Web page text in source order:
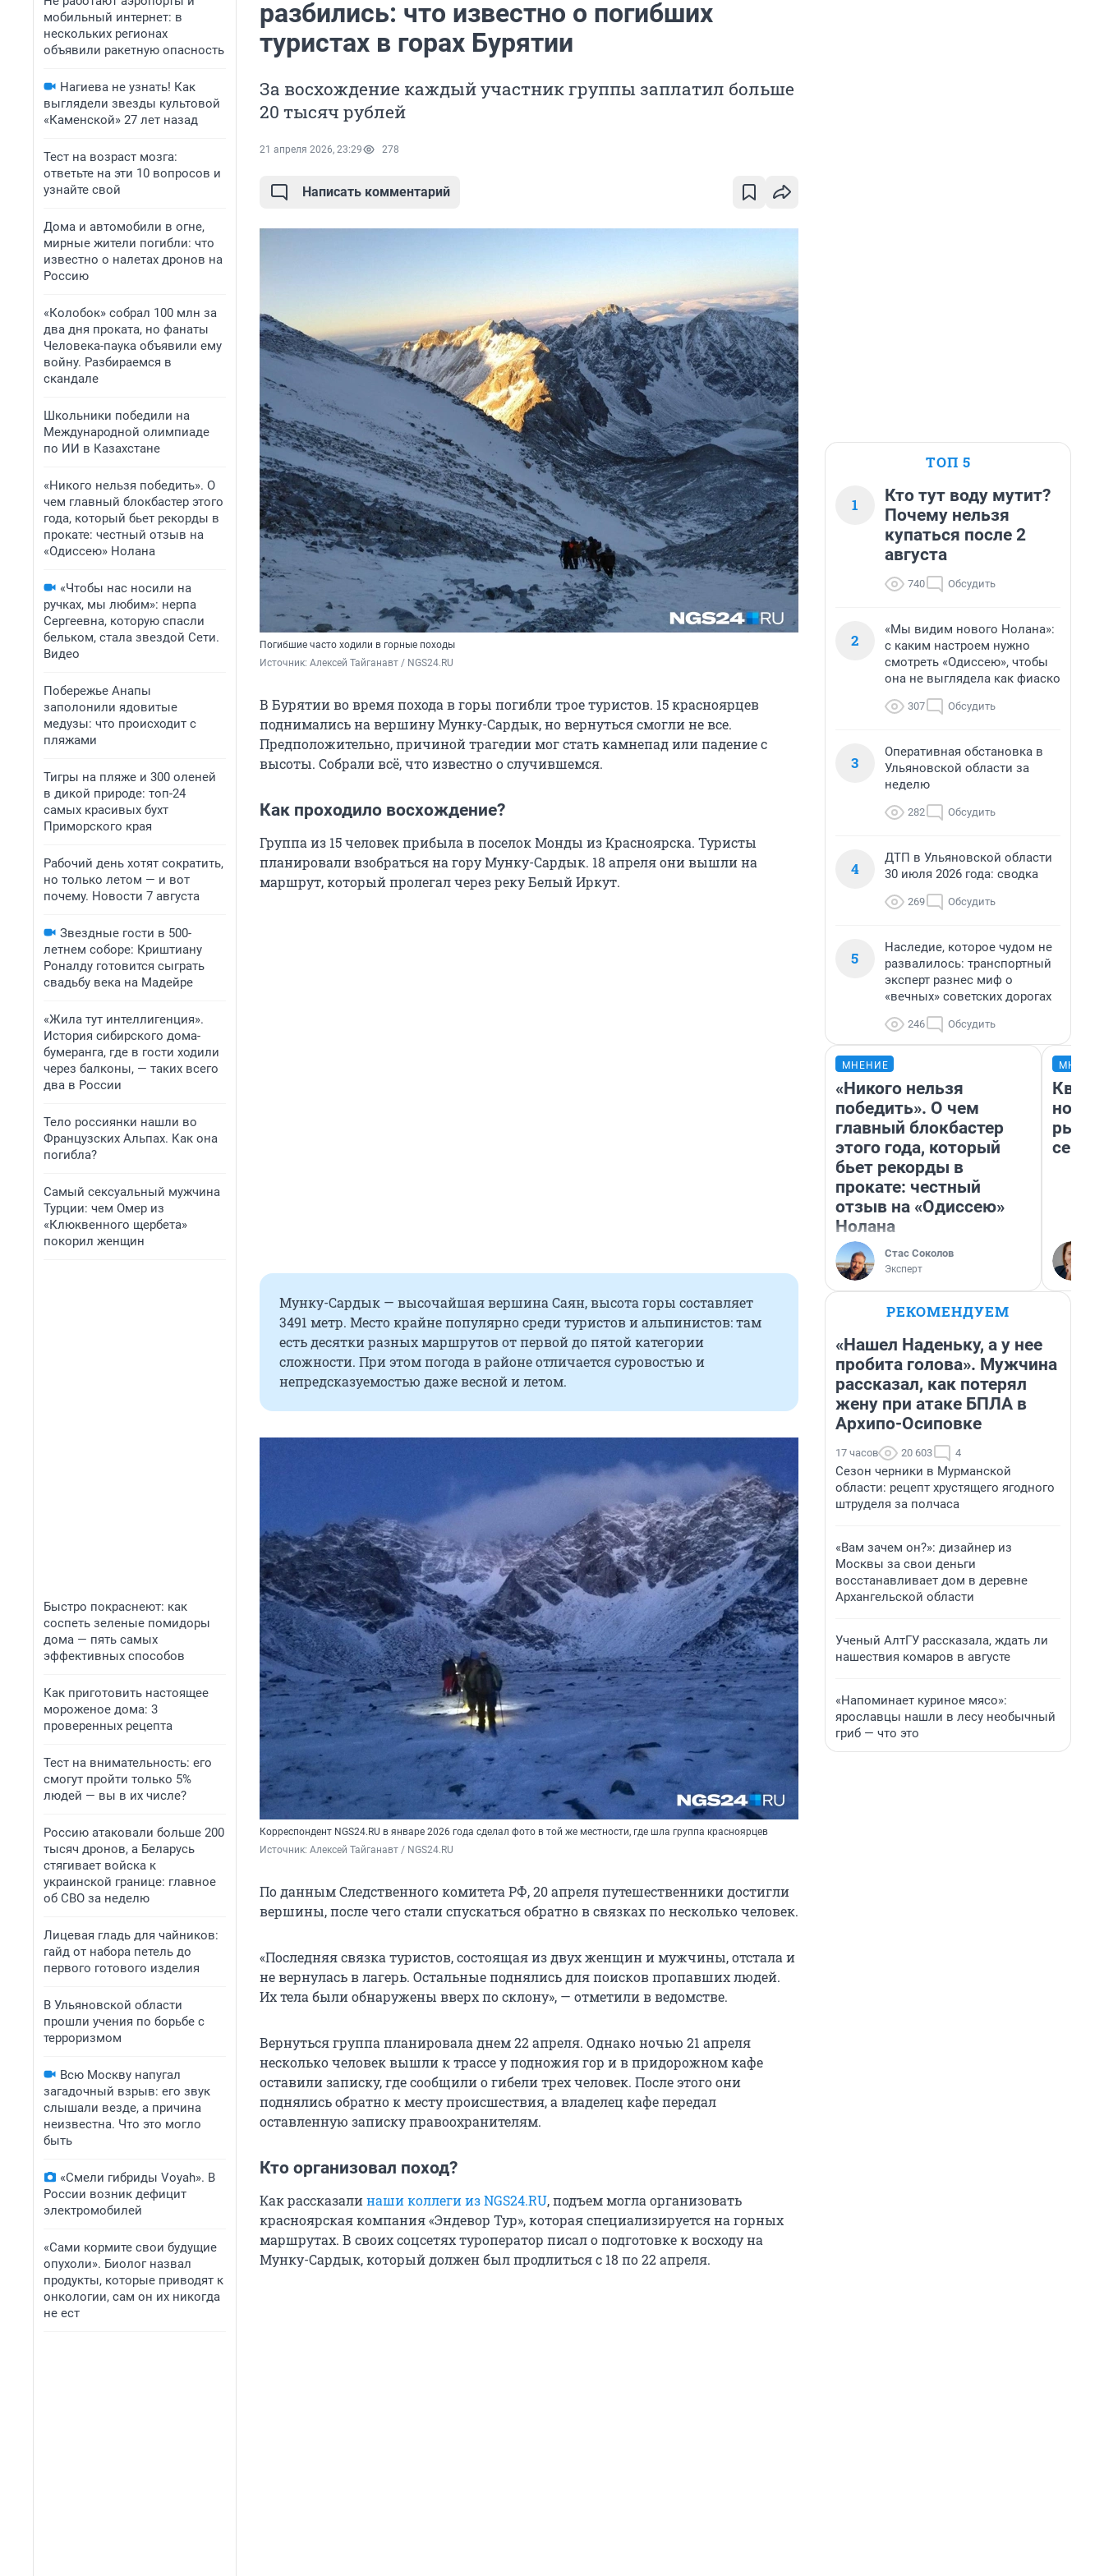
мобильный интернет: в
нескольких регионах
объявили ракетную опасность
Нагиева не узнать! Как
выглядели звезды культовой
«Каменской» 27 лет назад
Тест на возраст мозга:
ответьте на эти 10 вопросов и
узнайте свой
Дома и автомобили в огне,
мирные жители погибли: что
известно о налетах дронов на
Россию
«Колобок» собрал 100 млн за
два дня проката, но фанаты
Человека-паука объявили ему
войну. Разбираемся в
скандале
Школьники победили на
Международной олимпиаде
по ИИ в Казахстане
«Никого нельзя победить». О
чем главный блокбастер этого
года, который бьет рекорды в
прокате: честный отзыв на
«Одиссею» Нолана
«Чтобы нас носили на
ручках, мы любим»: нерпа
Сергеевна, которую спасли
бельком, стала звездой Сети.
Видео
Побережье Анапы
заполонили ядовитые
медузы: что происходит с
пляжами
Тигры на пляже и 300 оленей
в дикой природе: топ-24
самых красивых бухт
Приморского края
Рабочий день хотят сократить,
но только летом — и вот
почему. Новости 7 августа
Звездные гости в 500-
летнем соборе: Криштиану
Роналду готовится сыграть
свадьбу века на Мадейре
«Жила тут интеллигенция».
История сибирского дома-
бумеранга, где в гости ходили
через балконы, — таких всего
два в России
Тело россиянки нашли во
Французских Альпах. Как она
погибла?
Самый сексуальный мужчина
Турции: чем Омер из
«Клюквенного щербета»
покорил женщин
Быстро покраснеют: как
соспеть зеленые помидоры
дома — пять самых
эффективных способов
Как приготовить настоящее
мороженое дома: 3
проверенных рецепта
Тест на внимательность: его
смогут пройти только 5%
людей — вы в их числе?
Россию атаковали больше 200
тысяч дронов, а Беларусь
стягивает войска к
украинской границе: главное
об СВО за неделю
Лицевая гладь для чайников:
гайд от набора петель до
первого готового изделия
В Ульяновской области
прошли учения по борьбе с
терроризмом
Всю Москву напугал
загадочный взрыв: его звук
слышали везде, а причина
неизвестна. Что это могло
быть
«Смели гибриды Voyah». В
России возник дефицит
электромобилей
«Сами кормите свои будущие
опухоли». Биолог назвал
продукты, которые приводят к
онкологии, сам он их никогда
не ест
разбились: что известно о погибших
туристах в горах Бурятии
За восхождение каждый участник группы заплатил больше
20 тысяч рублей
21 апреля 2026, 23:29 278
Написать комментарий
Погибшие часто ходили в горные походы
Источник: Алексей Тайганавт / NGS24.RU
В Бурятии во время похода в горы погибли трое туристов. 15 красноярцев
поднимались на вершину Мунку-Сардык, но вернуться смогли не все.
Предположительно, причиной трагедии мог стать камнепад или падение с
высоты. Собрали всё, что известно о случившемся.
Как проходило восхождение?
Группа из 15 человек прибыла в поселок Монды из Красноярска. Туристы
планировали взобраться на гору Мунку-Сардык. 18 апреля они вышли на
маршрут, который пролегал через реку Белый Иркут.
Мунку-Сардык — высочайшая вершина Саян, высота горы составляет
3491 метр. Место крайне популярно среди туристов и альпинистов: там
есть десятки разных маршрутов от первой до пятой категории
сложности. При этом погода в районе отличается суровостью и
непредсказуемостью даже весной и летом.
Корреспондент NGS24.RU в январе 2026 года сделал фото в той же местности, где шла группа красноярцев
Источник: Алексей Тайганавт / NGS24.RU
По данным Следственного комитета РФ, 20 апреля путешественники достигли
вершины, после чего стали спускаться обратно в связках по несколько человек.
«Последняя связка туристов, состоящая из двух женщин и мужчины, отстала и
не вернулась в лагерь. Остальные поднялись для поисков пропавших людей.
Их тела были обнаружены вверх по склону», — отметили в ведомстве.
Вернуться группа планировала днем 22 апреля. Однако ночью 21 апреля
несколько человек вышли к трассе у подножия гор и в придорожном кафе
оставили записку, где сообщили о гибели трех человек. После этого они
поднялись обратно к месту происшествия, а владелец кафе передал
оставленную записку правоохранителям.
Кто организовал поход?
Как рассказалинаши коллеги из NGS24.RU, подъем могла организовать
красноярская компания «Эндевор Тур», которая специализируется на горных
маршрутах. В своих соцсетях туроператор писал о подготовке к восходу на
Мунку-Сардык, который должен был продлиться с 18 по 22 апреля.
ТОП 5
1
Кто тут воду мутит?
Почему нельзя
купаться после 2
августа
740 Обсудить
2
«Мы видим нового Нолана»:
с каким настроем нужно
смотреть «Одиссею», чтобы
она не выглядела как фиаско
307 Обсудить
3
Оперативная обстановка в
Ульяновской области за
неделю
282 Обсудить
4
ДТП в Ульяновской области
30 июля 2026 года: сводка
269 Обсудить
5
Наследие, которое чудом не
развалилось: транспортный
эксперт разнес миф о
«вечных» советских дорогах
246 Обсудить
МНЕНИЕ
«Никого нельзя
победить». О чем
главный блокбастер
этого года, который
бьет рекорды в
прокате: честный
отзыв на «Одиссею»
Нолана
Стас Соколов
Эксперт
но
РЕКОМЕНДУЕМ
«Нашел Наденьку, а у нее
пробита голова». Мужчина
рассказал, как потерял
жену при атаке БПЛА в
Архипо-Осиповке
17 часов 20 603 4
Сезон черники в Мурманской
области: рецепт хрустящего ягодного
штруделя за полчаса
«Вам зачем он?»: дизайнер из
Москвы за свои деньги
восстанавливает дом в деревне
Архангельской области
Ученый АлтГУ рассказала, ждать ли
нашествия комаров в августе
«Напоминает куриное мясо»:
ярославцы нашли в лесу необычный
гриб — что это